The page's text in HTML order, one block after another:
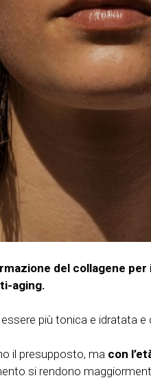
del collagene
aging.
più tonica e idratata
il presupposto, ma con
si rendono